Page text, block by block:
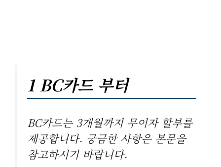
1 BC카드 부터
BC카드는 3개월까지 무이자 할부를
제공합니다. 궁금한 사항은 본문을
참고하시기 바랍니다.